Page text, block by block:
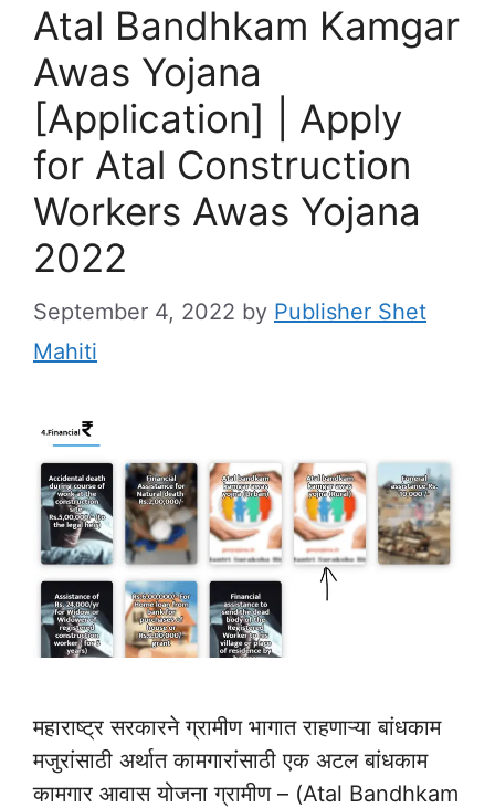
Atal Bandhkam Kamgar
Awas Yojana
[Application] | Apply
for Atal Construction
Workers Awas Yojana
2022
September 4, 2022 by Publisher Shet
Mahiti
महाराष्ट्र सरकारने ग्रामीण भागात राहणाऱ्या बांधकाम
मजुरांसाठी अर्थात कामगारांसाठी एक अटल बांधकाम
कामगार आवास योजना ग्रामीण – (Atal Bandhkam